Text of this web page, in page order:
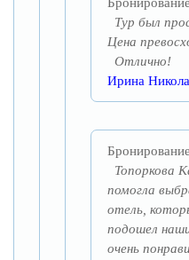
Тур был
Цена
Отлично!
Ирина
Топоркова
помогла
отель,
подошел
очень